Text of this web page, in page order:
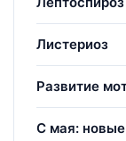
Листериоз
Развитие
С мая: